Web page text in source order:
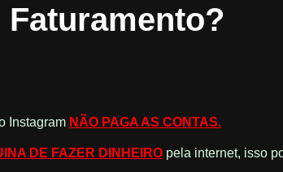
Instagram NÃO PAGA AS CONTAS.
DE FAZER DINHEIRO pela internet, isso